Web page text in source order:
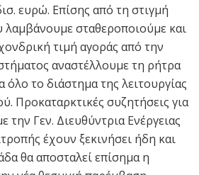
ευρώ. Επίσης από τη στιγμή
λαμβάνουμε σταθεροποιούμε και
τιμή αγοράς από την
αναστέλλουμε τη ρήτρα
το διάστημα της λειτουργίας
Προκαταρκτικές συζητήσεις για
την Γεν. Διευθύντρια Ενέργειας
έχουν ξεκινήσει ήδη και
θα αποσταλεί επίσημα η